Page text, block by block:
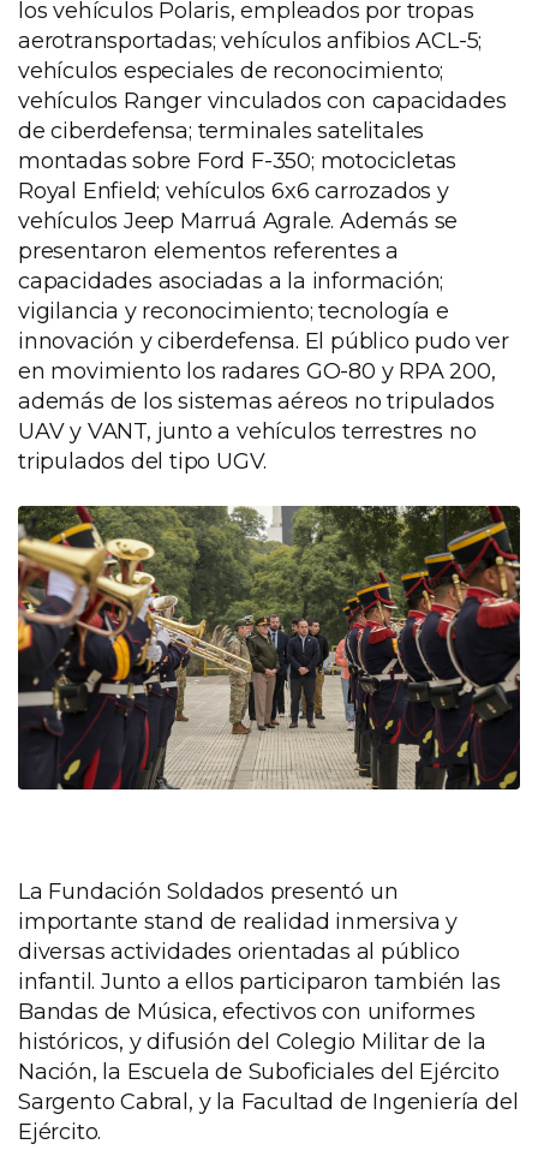
los vehículos Polaris, empleados por tropas
aerotransportadas; vehículos anfibios ACL-5;
vehículos especiales de reconocimiento;
vehículos Ranger vinculados con capacidades
de ciberdefensa; terminales satelitales
montadas sobre Ford F-350; motocicletas
Royal Enfield; vehículos 6x6 carrozados y
vehículos Jeep Marruá Agrale. Además se
presentaron elementos referentes a
capacidades asociadas a la información;
vigilancia y reconocimiento; tecnología e
innovación y ciberdefensa. El público pudo ver
en movimiento los radares GO-80 y RPA 200,
además de los sistemas aéreos no tripulados
UAV y VANT, junto a vehículos terrestres no
tripulados del tipo UGV.
La Fundación Soldados presentó un
importante stand de realidad inmersiva y
diversas actividades orientadas al público
infantil. Junto a ellos participaron también las
Bandas de Música, efectivos con uniformes
históricos, y difusión del Colegio Militar de la
Nación, la Escuela de Suboficiales del Ejército
Sargento Cabral, y la Facultad de Ingeniería del
Ejército.